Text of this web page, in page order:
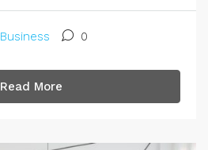
Business 0
Read More